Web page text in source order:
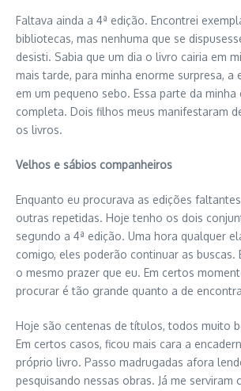
Faltava ainda a 4ª edição. Encontrei
bibliotecas, mas nenhuma que se
desisti. Sabia que um dia o livro cairia em
mais tarde, para minha enorme surpresa, a
em um pequeno sebo. Essa parte da
completa. Dois filhos meus manifestaram
os livros.
Velhos e sábios companheiros
Enquanto eu procurava as edições
outras repetidas. Hoje tenho os dois
segundo a 4ª edição. Uma hora qualquer
comigo, eles poderão continuar as buscas.
o mesmo prazer que eu. Em certos
procurar é tão grande quanto a de
Hoje são centenas de títulos, todos muito
Em certos casos, ficou mais cara a
próprio livro. Passo madrugadas afora
pesquisando nessas obras. Já me serviram